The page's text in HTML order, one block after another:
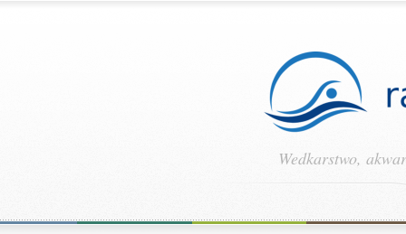
Wedkarstwo,